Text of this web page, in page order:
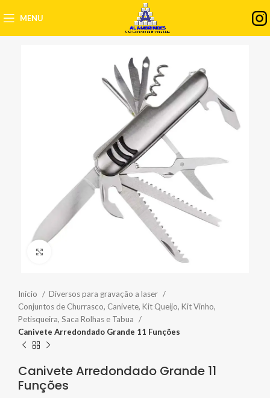
MENU
Início
Diversos para gravação a laser
Conjuntos de Churrasco, Canivete, Kit Queijo, Kit Vinho,
Petisqueira, Saca Rolhas e Tabua
Canivete Arredondado Grande 11 Funções
Canivete Arredondado Grande 11
Funções